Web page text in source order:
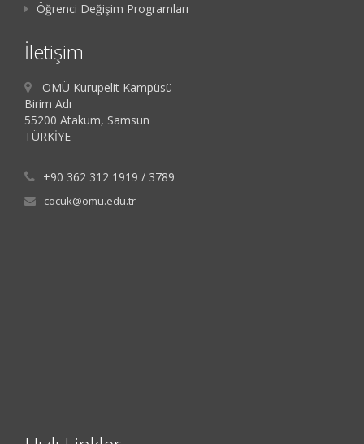
Öğrenci Değişim Programları
İletişim
OMÜ Kurupelit Kampüsü
Birim Adı
55200 Atakum, Samsun
TÜRKİYE
+90 362 312 1919 / 3789
cocuk@omu.edu.tr